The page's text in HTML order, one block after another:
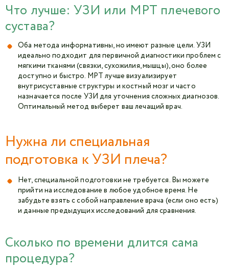
Что лучше: УЗИ или МРТ плечевого
сустава?
Оба метода информативны, но имеют разные цели. УЗИ
идеально подходит для первичной диагностики проблем с
мягкими тканями (связки, сухожилия, мышцы), оно более
доступно и быстро. МРТ лучше визуализирует
внутрисуставные структуры и костный мозг и часто
назначается после УЗИ для уточнения сложных диагнозов.
Оптимальный метод выберет ваш лечащий врач.
Нужна ли специальная
подготовка к УЗИ плеча?
Нет, специальной подготовки не требуется. Вы можете
прийти на исследование в любое удобное время. Не
забудьте взять с собой направление врача (если оно есть)
и данные предыдущих исследований для сравнения.
Сколько по времени длится сама
процедура?